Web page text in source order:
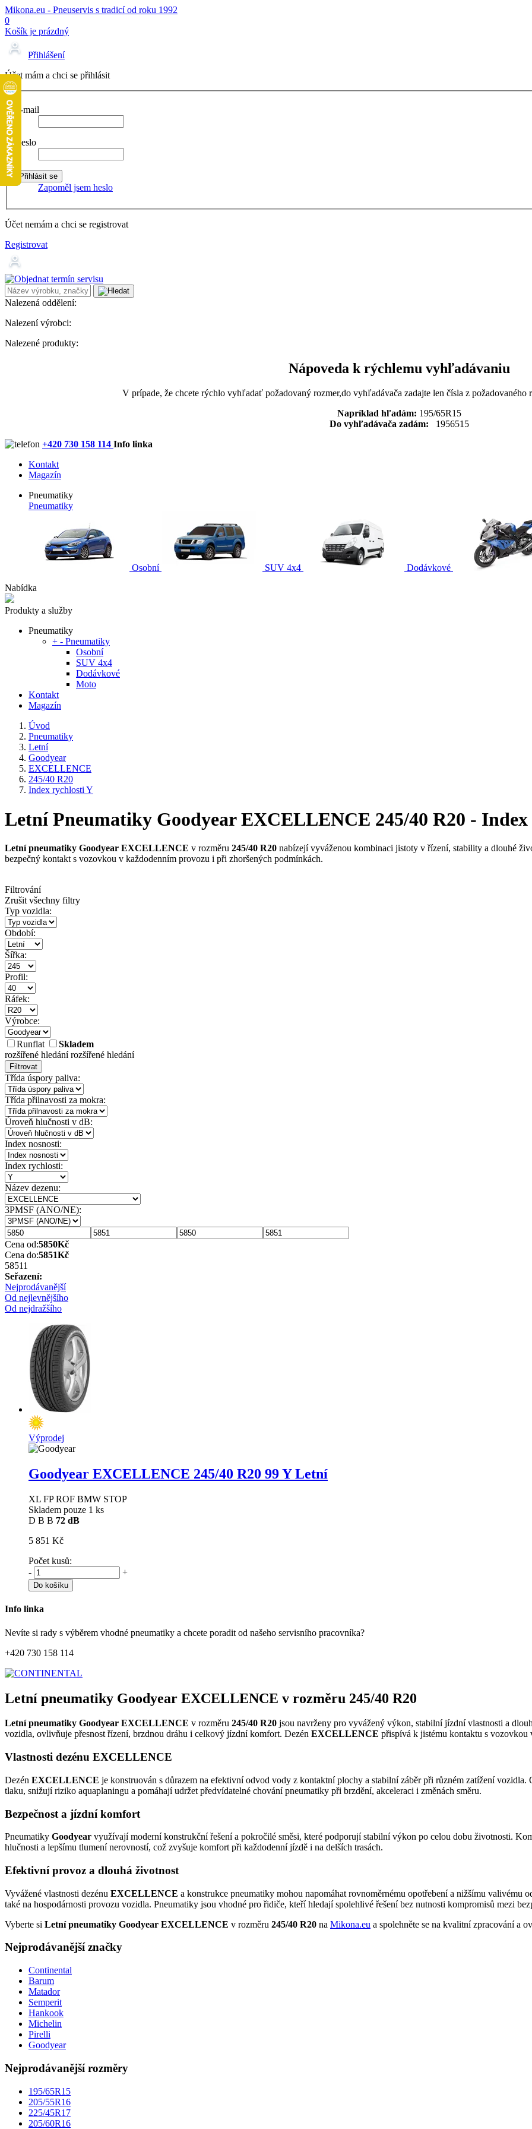
Mikona.eu - Pneuservis s tradicí od roku 1992
0
Košík je prázdný
Přihlášení
Účet mám a chci se přihlásit
E-mail
Heslo
Zapoměl jsem heslo
Účet nemám a chci se registrovat
Registrovat
Nalezená oddělení:
Nalezení výrobci:
Nalezené produkty:
Nápoveda k rýchlemu vyhľadávaniu
V prípade, že chcete rýchlo vyhľadať požadovaný rozmer,do vyhľadávača zadajte len čísla z
Napríklad hľadám: 195/65R15
Do vyhľadávača zadám: 1956515
+420 730 158 114 Info linka
Kontakt
Magazín
Pneumatiky
Pneumatiky
Osobní SUV 4x4
Dodávkové
Nabídka
Produkty a služby
Pneumatiky
+ - Pneumatiky
Osobní
SUV 4x4
Dodávkové
Moto
Kontakt
Magazín
Úvod
Pneumatiky
Letní
Goodyear
EXCELLENCE
245/40 R20
Index rychlosti Y
Letní Pneumatiky Goodyear EXCELLENCE 245/40 R20 -
Letní pneumatiky Goodyear EXCELLENCE v rozměru 245/40 R20 nabízejí vyváženou kombinaci jistoty v řízení, stability a dlouhé
bezpečný kontakt s vozovkou v každodenním provozu i při zhoršených podmínkách.
Filtrování
Zrušit všechny filtry
Typ vozidla:
Období:
Šířka:
Profil:
Ráfek:
Výrobce:
Runflat
Skladem
rozšířené hledánírozšířené hledání
Filtrovat
Třída úspory paliva:
Třída přilnavosti za mokra:
Úroveň hlučnosti v dB:
Index nosnosti:
Index rychlosti:
Název dezenu:
3PMSF (ANO/NE):
Cena od:5850Kč
Cena do:5851Kč
58511
Seřazení:
Nejprodávanější
Od nejlevnějšího
Od nejdražšího
Výprodej
Goodyear EXCELLENCE 245/40 R20 99 Y Letní
XL FP ROF BMW STOP
Skladem pouze 1 ks
D B B 72 dB
5 851 Kč
Počet kusů:
-
+
Do košíku
Info linka
Nevíte si rady s výběrem vhodné pneumatiky a chcete poradit od našeho servisního pracovníka?
+420 730 158 114
Letní pneumatiky Goodyear EXCELLENCE v rozměru 245/40 R20
Letní pneumatiky Goodyear EXCELLENCE v rozměru 245/40 R20 jsou navrženy pro vyvážený výkon, stabilní jízdní vlastnosti a
vozidla, ovlivňuje přesnost řízení, brzdnou dráhu i celkový jízdní komfort. Dezén EXCELLENCE přispívá k jistému kontaktu s
Vlastnosti dezénu EXCELLENCE
Dezén EXCELLENCE je konstruován s důrazem na efektivní odvod vody z kontaktní plochy a stabilní záběr při různém zatížení
tlaku, snižují riziko aquaplaningu a pomáhají udržet předvídatelné chování pneumatiky při brzdění, akceleraci i změnách směru.
Bezpečnost a jízdní komfort
Pneumatiky Goodyear využívají moderní konstrukční řešení a pokročilé směsi, které podporují stabilní výkon po celou dobu životnosti.
hlučnosti a lepšímu tlumení nerovností, což zvyšuje komfort při každodenní jízdě i na delších trasách.
Efektivní provoz a dlouhá životnost
Vyvážené vlastnosti dezénu EXCELLENCE a konstrukce pneumatiky mohou napomáhat rovnoměrnému opotřebení a nižšímu valivému
také na hospodárnosti provozu vozidla. Pneumatiky jsou vhodné pro řidiče, kteří hledají spolehlivé řešení bez nutnosti kompromisů mezi
Vyberte si Letní pneumatiky Goodyear EXCELLENCE v rozměru 245/40 R20 na Mikona.eu a spolehněte se na kvalitní zpracování a
Nejprodávanější značky
Continental
Barum
Matador
Semperit
Hankook
Michelin
Pirelli
Goodyear
Nejprodávanější rozměry
195/65R15
205/55R16
225/45R17
205/60R16